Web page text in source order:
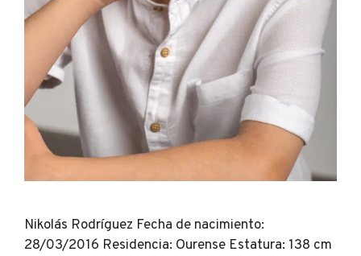
Nikolás Rodríguez Fecha de nacimiento:
28/03/2016 Residencia: Ourense Estatura: 138 cm